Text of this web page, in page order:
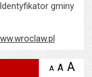
gminy
A zmniejsz
A A